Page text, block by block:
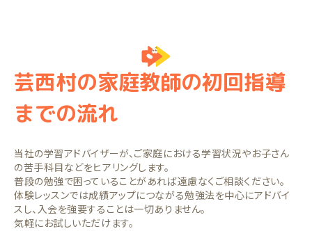
芸西村の家庭教師の初回指導
までの流れ
当社の学習アドバイザーが、ご家庭における学習状況やお子さん
の苦手科目などをヒアリングします。
普段の勉強で困っていることがあれば遠慮なくご相談ください。
体験レッスンでは成績アップにつながる勉強法を中心にアドバイ
スし、入会を強要することは一切ありません。
気軽にお試しいただけます。